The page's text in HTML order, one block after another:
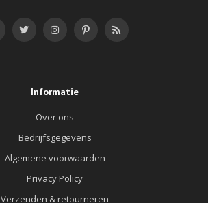
Informatie
Over ons
Bedrijfsgegevens
Algemene voorwaarden
Privacy Policy
Verzenden & retourneren